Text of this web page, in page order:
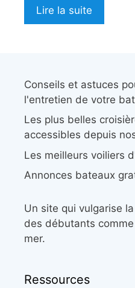
Lire la suite
Conseils et astuces
l'entretien de votre
Les plus belles
accessibles depuis
Les meilleurs voiliers
Annonces bateaux
Un site qui vulgarise
des débutants
mer.
Ressources